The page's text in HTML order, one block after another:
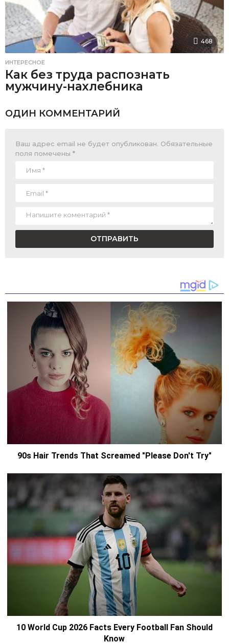
468
ИНТЕРЕСНОЕ
Как без труда распознать
мужчину-нахлебника
ОДИН КОММЕНТАРИЙ
Ваш адрес email не будет опубликован. Обязательные
поля помечены *